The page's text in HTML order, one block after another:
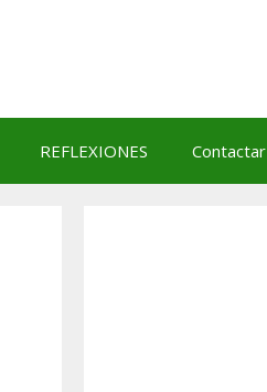
REFLEXIONES Contactar